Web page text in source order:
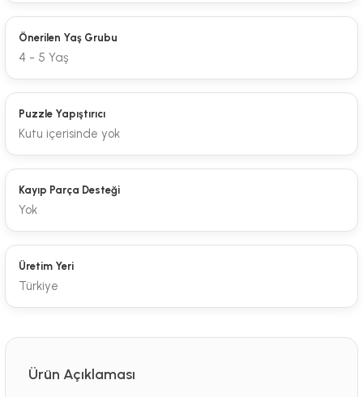
Önerilen Yaş Grubu
4 - 5 Yaş
Puzzle Yapıştırıcı
Kutu içerisinde yok
Kayıp Parça Desteği
Yok
Üretim Yeri
Türkiye
Ürün Açıklaması